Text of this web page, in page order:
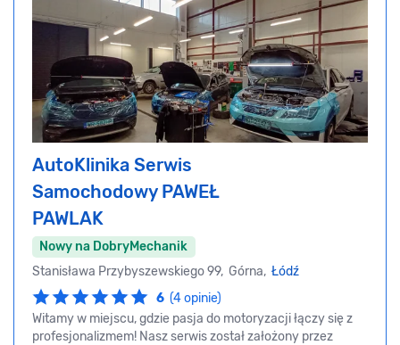
AutoKlinika Serwis
Samochodowy PAWEŁ
PAWLAK
Nowy na DobryMechanik
Stanisława Przybyszewskiego 99, Górna, Łódź
6 (4 opinie)
Witamy w miejscu, gdzie pasja do motoryzacji łączy się z
profesjonalizmem! Nasz serwis został założony przez